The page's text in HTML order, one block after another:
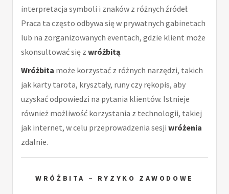
interpretacja symboli i znaków z różnych źródeł.
Praca ta często odbywa się w prywatnych gabinetach
lub na zorganizowanych eventach, gdzie klient może
skonsultować się z wróżbitą.
Wróżbita może korzystać z różnych narzędzi, takich
jak karty tarota, kryształy, runy czy rękopis, aby
uzyskać odpowiedzi na pytania klientów. Istnieje
również możliwość korzystania z technologii, takiej
jak internet, w celu przeprowadzenia sesji wróżenia
zdalnie.
WRÓŻBITA – RYZYKO ZAWODOWE